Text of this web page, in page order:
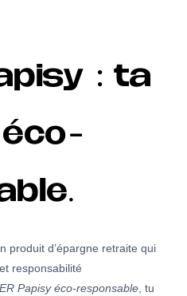
: ta
produit d’épargne retraite qui
responsabilité
Papisy éco-responsable , tu